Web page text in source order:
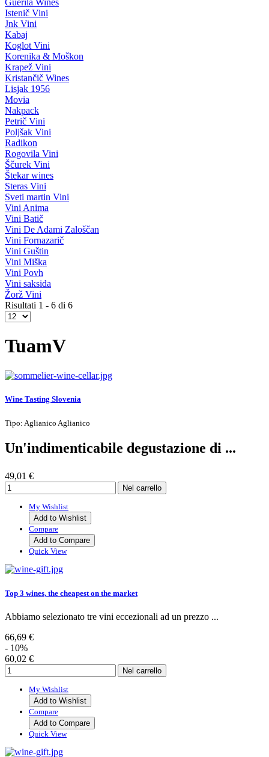
Istenič Vini
Jnk Vini
Kabaj
Koglot Vini
Korenika & Moškon
Krapež Vini
Kristančič Wines
Lisjak 1956
Movia
Nakpack
Petrič Vini
Poljšak Vini
Radikon
Rogovila Vini
Ščurek Vini
Štekar wines
Steras Vini
Sveti martin Vini
Vini Anima
Vini Batič
Vini De Adami Zaloščan
Vini Fornazarič
Vini Guštin
Vini Miška
Vini Povh
Vini saksida
Žorž Vini
Risultati 1 - 6 di 6
TuamV
Wine Tasting Slovenia
Tipo: Aglianico Aglianico
Un'indimenticabile degustazione di ...
49,01 €
My Wishlist
Add to Wishlist
Compare
Add to Compare
Quick View
Top 3 wines, the cheapest on the market
Abbiamo selezionato tre vini eccezionali ad un prezzo ...
66,69 €
- 10%
60,02 €
My Wishlist
Add to Wishlist
Compare
Add to Compare
Quick View